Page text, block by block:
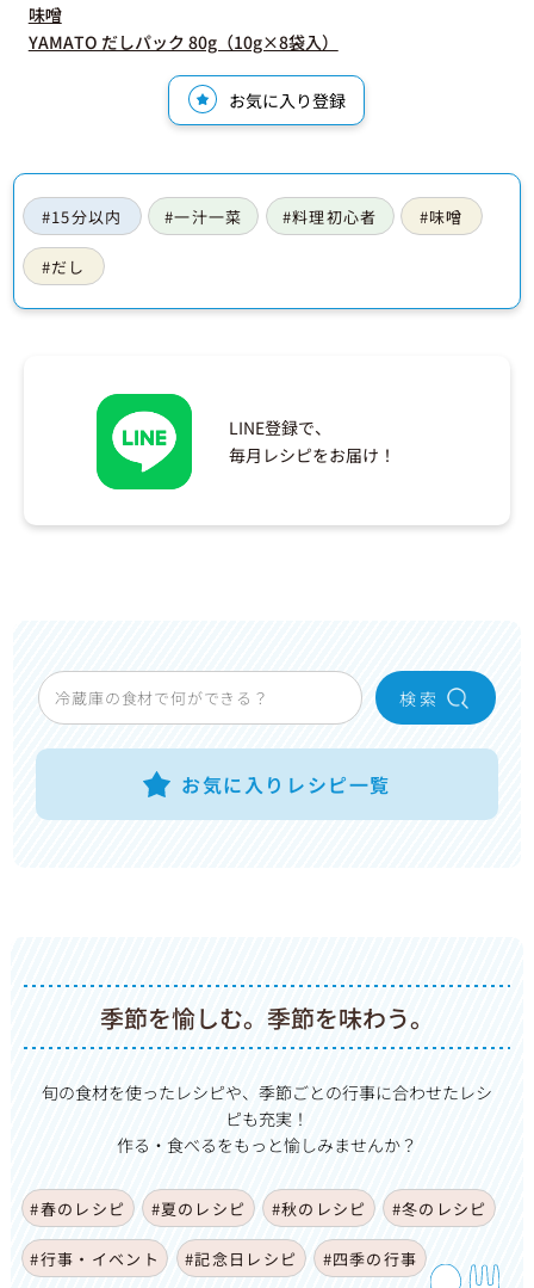
味噌
YAMATO だしパック 80g（10g×8袋入）
お気に入り登録
#15分以内 #一汁一菜 #料理初心者 #味噌
#だし
LINE登録で、
毎月レシピをお届け！
検 索
お気に入りレシピ一覧
季節を愉しむ。季節を味わう。
旬の食材を使ったレシピや、季節ごとの行事に合わせたレシ
ピも充実！
作る・食べるをもっと愉しみませんか？
#春のレシピ #夏のレシピ #秋のレシピ #冬のレシピ
#行事・イベント #記念日レシピ #四季の行事